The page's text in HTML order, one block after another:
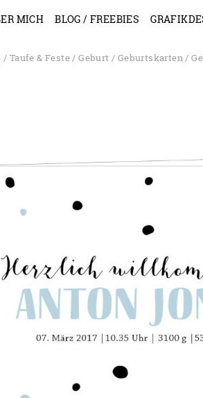
MICH BLOG / FREEBIES
/ Taufe & Feste/Geburt / Geburtskarten/